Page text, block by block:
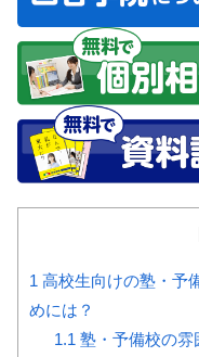
1 高校生向けの塾・予
めには？
1.1 塾・予備校の雰